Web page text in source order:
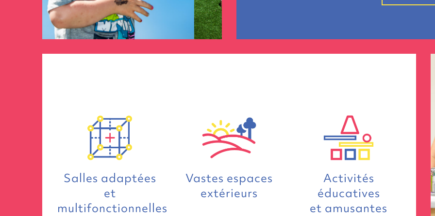
Salles adaptées
et
multifonctionnelles
Vastes espaces
extérieurs
Activités
éducatives
et amusantes